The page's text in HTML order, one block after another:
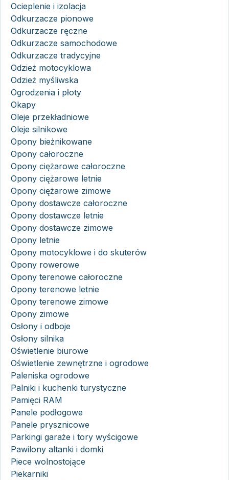
Ocieplenie i izolacja
Odkurzacze pionowe
Odkurzacze ręczne
Odkurzacze samochodowe
Odkurzacze tradycyjne
Odzież motocyklowa
Odzież myśliwska
Ogrodzenia i płoty
Okapy
Oleje przekładniowe
Oleje silnikowe
Opony bieżnikowane
Opony całoroczne
Opony ciężarowe całoroczne
Opony ciężarowe letnie
Opony ciężarowe zimowe
Opony dostawcze całoroczne
Opony dostawcze letnie
Opony dostawcze zimowe
Opony letnie
Opony motocyklowe i do skuterów
Opony rowerowe
Opony terenowe całoroczne
Opony terenowe letnie
Opony terenowe zimowe
Opony zimowe
Osłony i odboje
Osłony silnika
Oświetlenie biurowe
Oświetlenie zewnętrzne i ogrodowe
Paleniska ogrodowe
Palniki i kuchenki turystyczne
Pamięci RAM
Panele podłogowe
Panele prysznicowe
Parkingi garaże i tory wyścigowe
Pawilony altanki i domki
Piece wolnostojące
Piekarniki